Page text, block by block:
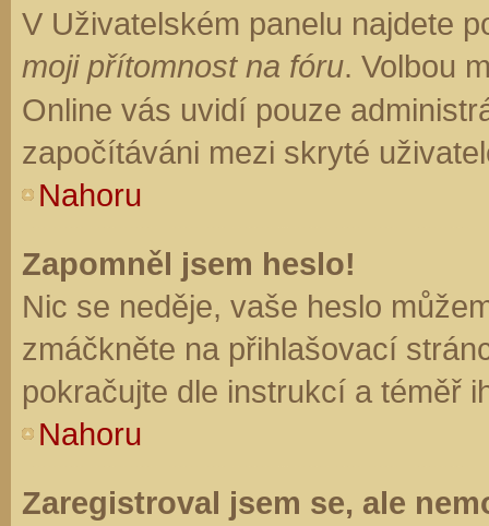
V Uživatelském panelu najdete
moji přítomnost na fóru. Volbou
Online vás uvidí pouze
započítáváni mezi skryté
Nahoru
Zapomněl jsem heslo!
Nic se neděje, vaše heslo
zmáčkněte na přihlašovací
pokračujte dle instrukcí a téměř
Nahoru
Zaregistroval jsem se, ale